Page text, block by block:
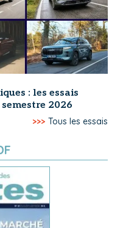
: les essais
2026
>>> Tous les essais